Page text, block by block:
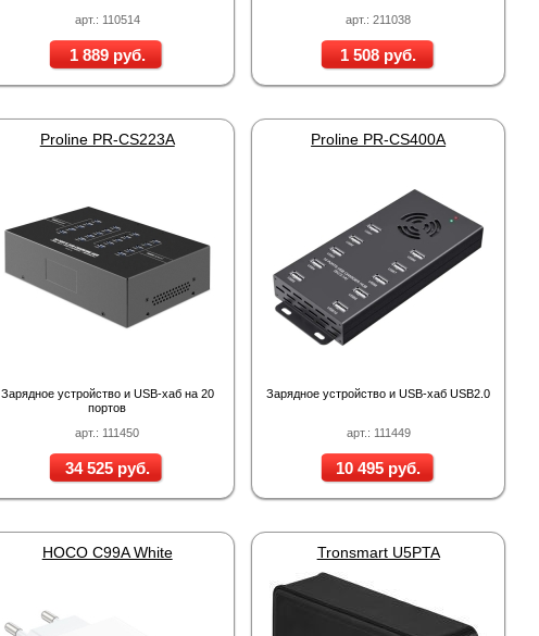
97 руб.
арт.: 110514
1 889 руб.
арт.: 211038
1 508 руб.
арт.: 111450
Proline PR-CS223A
Зарядное устройство и USB-хаб на 20
портов
34 525 руб.
арт.: 111449
Proline PR-CS400A
Зарядное устройство и USB-хаб USB2.0
10 495 руб.
HOCO C99A White Tronsmart U5PTA